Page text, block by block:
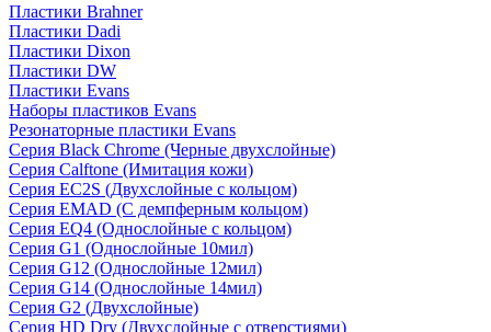
Пластики Brahner
Пластики Dadi
Пластики Dixon
Пластики DW
Пластики Evans
Наборы пластиков Evans
Резонаторные пластики Evans
Серия Black Chrome (Черные двухслойные)
Серия Calftone (Имитация кожи)
Серия EC2S (Двухслойные с кольцом)
Серия EMAD (С демпферным кольцом)
Серия EQ4 (Однослойные с кольцом)
Серия G1 (Однослойные 10мил)
Серия G12 (Однослойные 12мил)
Серия G14 (Однослойные 14мил)
Серия G2 (Двухслойные)
Серия HD Dry (Двухслойные с отверстиями)